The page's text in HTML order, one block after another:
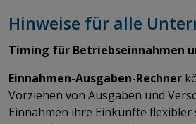
Hinweise für alle
Timing für Betriebseinnahmen
Einnahmen-Ausgaben-Rechner
Vorziehen von Ausgaben und
Einnahmen ihre Einkünfte flexibler